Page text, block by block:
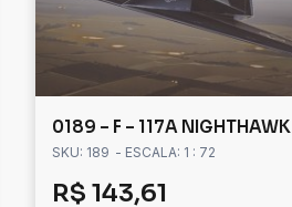
0189 – F – 117A NIGHTHAWK
SKU: 189 - ESCALA: 1 : 72
R$ 143,61